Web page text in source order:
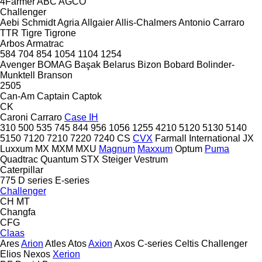
Challenger
Aebi SchmidtAgria AllgaierAllis-ChalmersAntonio Carraro
TTR Tigre Tigrone
ArbosArmatrac
584 704 854 1054 1104 1254
Avenger BOMAG Başak Belarus Bizon Bobard Bolinder-
Munktell
Branson
2505
Can-Am Captain Captok
CK
Caroni Carraro Case IH
310 500 535 745 844 956 1056 1255 4210 5120 5130 5140
5150 7120 7210 7220 7240 CS CVX Farmall International JX
Luxxum MX MXM MXU Magnum Maxxum Optum Puma
Quadtrac Quantum STX Steiger Vestrum
Caterpillar
775 D series E-series
Challenger
CH MT
Changfa
CFG
Claas
AresArion AtlesAtosAxion Axos C-series Celtis Challenger
Elios Nexos Xerion